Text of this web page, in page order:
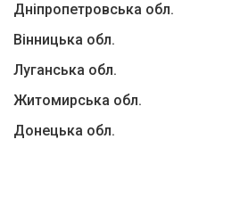
Дніпропетровська обл.
Вінницька обл.
Луганська обл.
Житомирська обл.
Донецька обл.